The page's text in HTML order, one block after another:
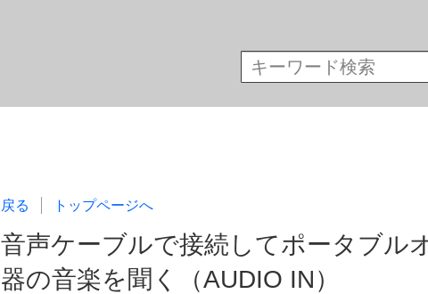
戻る トップページへ
音声ケーブルで接続してポータブル
器の音楽を聞く（AUDIO IN）